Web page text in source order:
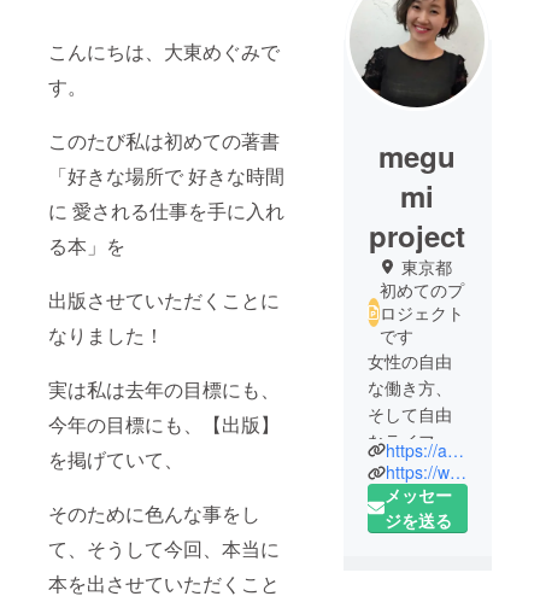
こんにちは、大東めぐみで
す。
このたび私は初めての著書
「好きな場所で 好きな時間
に 愛される仕事を手に入れ
る本」を
出版させていただくことに
なりました！
実は私は去年の目標にも、
今年の目標にも、【出版】
を掲げていて、
そのために色んな事をし
て、そうして今回、本当に
本を出させていただくこと
megu
mi
project
東京都
初めてのプ
ロジェクト
です
女性の自由
な働き方、
そして自由
なライフス
タイルをプ
ロデュース
をする女性
https://ameblo.jp/happylifecoach77/
https://www.facebook.com/megumi.ohigashi.35
メッセー
ジを送る